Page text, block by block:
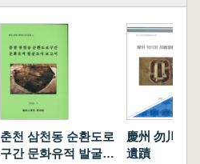
춘천 삼천동 순환도로
구간 문화유적 발굴조
慶州 勿川里
遺蹟